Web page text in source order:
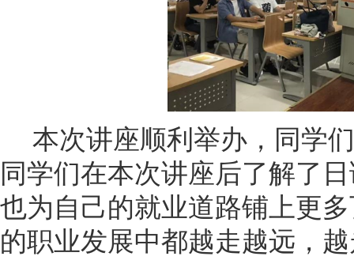
本次讲座顺利举办，同学
同学们在本次讲座后了解了
也为自己的就业道路铺上更
的职业发展中都越走越远，